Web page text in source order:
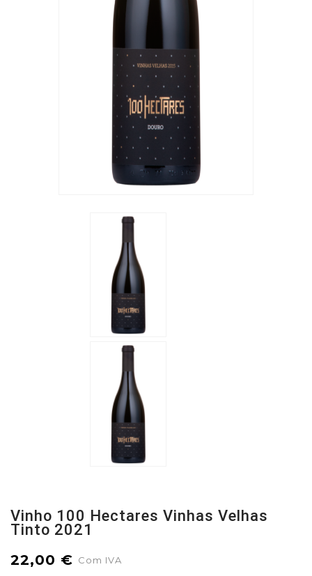
Vinho 100 Hectares Vinhas Velhas
Tinto 2021
22,00 € Com IVA